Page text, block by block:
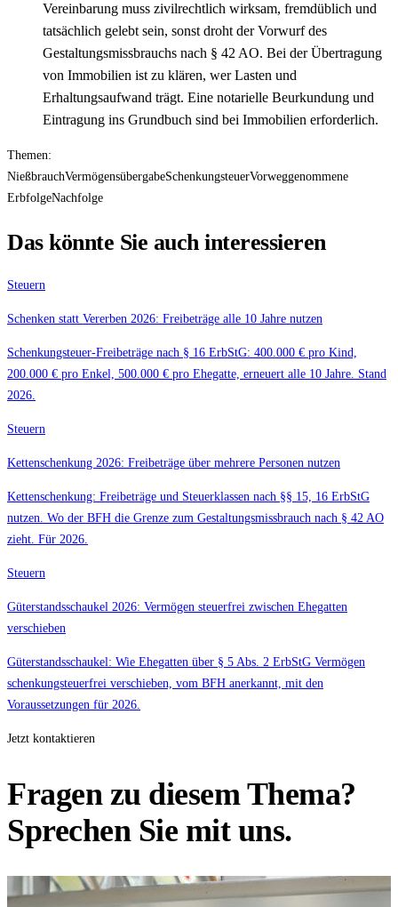
Vereinbarung muss zivilrechtlich wirksam, fremdüblich und
tatsächlich gelebt sein, sonst droht der Vorwurf des
Gestaltungsmissbrauchs nach § 42 AO. Bei der Übertragung
von Immobilien ist zu klären, wer Lasten und
Erhaltungsaufwand trägt. Eine notarielle Beurkundung und
Eintragung ins Grundbuch sind bei Immobilien erforderlich.
Themen:
NießbrauchVermögensübergabeSchenkungsteuerVorweggenommene
ErbfolgeNachfolge
Das könnte Sie auch interessieren
Steuern
Schenken statt Vererben 2026: Freibeträge alle 10 Jahre nutzen
Schenkungsteuer-Freibeträge nach § 16 ErbStG: 400.000 € pro Kind,
200.000 € pro Enkel, 500.000 € pro Ehegatte, erneuert alle 10 Jahre. Stand
2026.
Steuern
Kettenschenkung 2026: Freibeträge über mehrere Personen nutzen
Kettenschenkung: Freibeträge und Steuerklassen nach §§ 15, 16 ErbStG
nutzen. Wo der BFH die Grenze zum Gestaltungsmissbrauch nach § 42 AO
zieht. Für 2026.
Steuern
Güterstandsschaukel 2026: Vermögen steuerfrei zwischen Ehegatten
verschieben
Güterstandsschaukel: Wie Ehegatten über § 5 Abs. 2 ErbStG Vermögen
schenkungsteuerfrei verschieben, vom BFH anerkannt, mit den
Voraussetzungen für 2026.
Jetzt kontaktieren
Fragen zu diesem Thema?
Sprechen Sie mit uns.